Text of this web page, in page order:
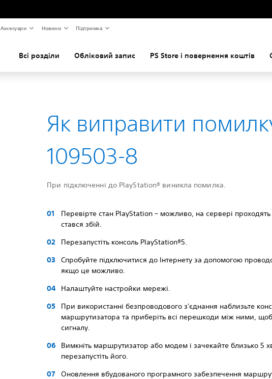
Аксесуари Новини Підтримка
Всі розділи Обліковий запис PS Store і повернення коштів
Як виправити
109503-8
При підключенні до PlayStation® виникла помилка.
Перевірте стан PlayStation – можливо, на сервері проходять
стався збій.
Перезапустіть консоль PlayStation®5.
Спробуйте підключитися до Інтернету за допомогою
якщо це можливо.
Налаштуйте настройки мережі.
При використанні безпроводового з'єднання наблизьте
маршрутизатора та приберіть всі перешкоди між ними,
сигналу.
Вимкніть маршрутизатор або модем і зачекайте близько 5
перезапустіть його.
Оновлення вбудованого програмного забезпечення